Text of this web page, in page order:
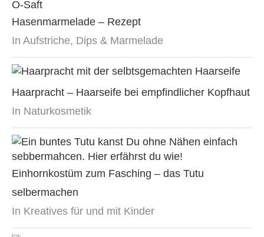
Hasenmarmelade – Rezept
In Aufstriche, Dips & Marmelade
Haarpracht – Haarseife bei empfindlicher Kopfhaut
In Naturkosmetik
Einhornkostüm zum Fasching – das Tutu
selbermachen
In Kreatives für und mit Kinder